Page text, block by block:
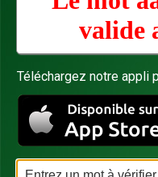
valide
Téléchargez notre appli